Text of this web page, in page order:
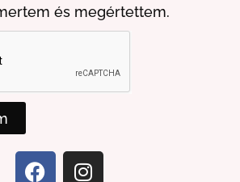
és megértettem.